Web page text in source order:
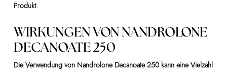
Produkt.
WIRKUNGEN VON NANDROLONE
DECANOATE 250
Die Verwendung von Nandrolone Decanoate 250 kann eine Vielzahl